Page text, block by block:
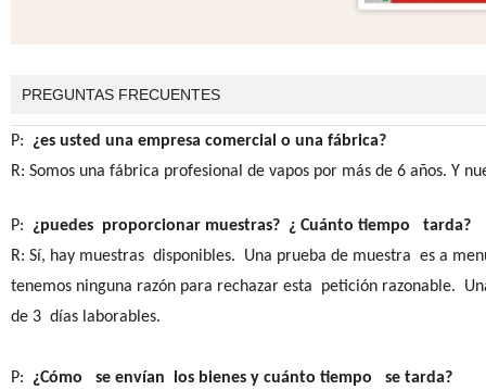
PREGUNTAS FRECUENTES
P:
¿es usted una empresa comercial o una fábrica?
R: Somos una fábrica profesional de vapos por más de 6 años. Y
P:
¿puedes proporcionar muestras? ¿ Cuánto tiempo tarda?
R: Sí, hay muestras disponibles. Una prueba de muestra es a
tenemos ninguna razón para rechazar esta petición razonable.
de 3 días laborables.
P:
¿Cómo se envían los bienes y cuánto tiempo se tarda?